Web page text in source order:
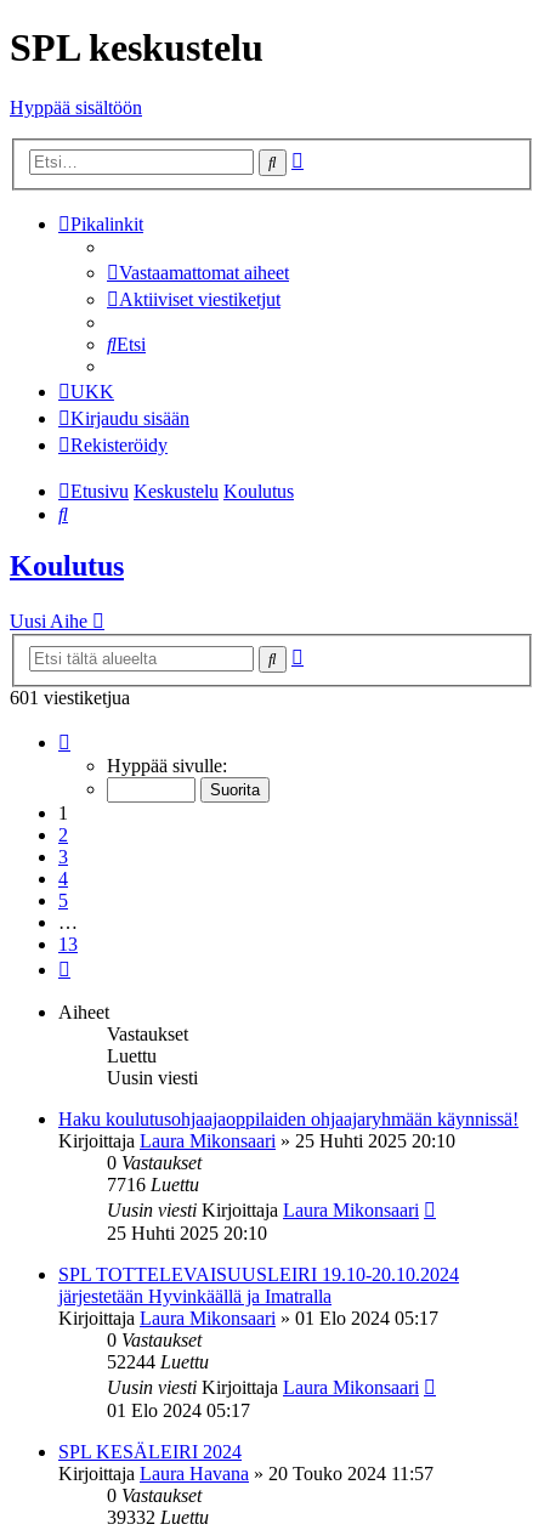
SPL keskustelu
Hyppää sisältöön
Etsi
Pikalinkit
Vastaamattomat aiheet
Aktiiviset viestiketjut
Etsi
UKK
Kirjaudu sisään
Rekisteröidy
Etusivu Keskustelu Koulutus
Etsi
Koulutus
Uusi Aihe
Etsi
601 viestiketjua
13 Hyppää sivulle:
1
2
3
4
5
…
13
Aiheet
Vastaukset
Luettu
Uusin viesti
Haku koulutusohjaajaoppilaiden ohjaajaryhmään käynnissä!
Kirjoittaja Laura Mikonsaari » 25 Huhti 2025 20:10
0 Vastaukset
7716 Luettu
Uusin viesti Kirjoittaja Laura Mikonsaari
25 Huhti 2025 20:10
SPL TOTTELEVAISUUSLEIRI 19.10-20.10.2024
järjestetään Hyvinkäällä ja Imatralla
Kirjoittaja Laura Mikonsaari » 01 Elo 2024 05:17
0 Vastaukset
52244 Luettu
Uusin viesti Kirjoittaja Laura Mikonsaari
01 Elo 2024 05:17
SPL KESÄLEIRI 2024
Kirjoittaja Laura Havana » 20 Touko 2024 11:57
0 Vastaukset
39332 Luettu